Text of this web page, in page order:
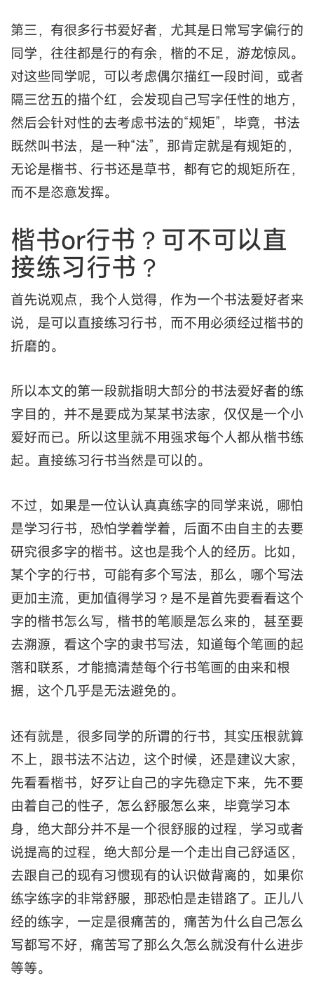
第三，有很多行书爱好者，尤其是日常写字偏行的
同学，往往都是行的有余，楷的不足，游龙惊凤。
对这些同学呢，可以考虑偶尔描红一段时间，或者
隔三岔五的描个红，会发现自己写字任性的地方，
然后会针对性的去考虑书法的“规矩”，毕竟，书法
既然叫书法，是一种“法”，那肯定就是有规矩的，
无论是楷书、行书还是草书，都有它的规矩所在，
而不是恣意发挥。
楷书or行书？可不可以直
接练习行书？
首先说观点，我个人觉得，作为一个书法爱好者来
说，是可以直接练习行书，而不用必须经过楷书的
折磨的。
所以本文的第一段就指明大部分的书法爱好者的练
字目的，并不是要成为某某书法家，仅仅是一个小
爱好而已。所以这里就不用强求每个人都从楷书练
起。直接练习行书当然是可以的。
不过，如果是一位认认真真练字的同学来说，哪怕
是学习行书，恐怕学着学着，后面不由自主的去要
研究很多字的楷书。这也是我个人的经历。比如，
某个字的行书，可能有多个写法，那么，哪个写法
更加主流，更加值得学习？是不是首先要看看这个
字的楷书怎么写，楷书的笔顺是怎么来的，甚至要
去溯源，看这个字的隶书写法，知道每个笔画的起
落和联系，才能搞清楚每个行书笔画的由来和根
据，这个几乎是无法避免的。
还有就是，很多同学的所谓的行书，其实压根就算
不上，跟书法不沾边，这个时候，还是建议大家，
先看看楷书，好歹让自己的字先稳定下来，先不要
由着自己的性子，怎么舒服怎么来，毕竟学习本
身，绝大部分并不是一个很舒服的过程，学习或者
说提高的过程，绝大部分是一个走出自己舒适区，
去跟自己的现有习惯现有的认识做背离的，如果你
练字练字的非常舒服，那恐怕是走错路了。正儿八
经的练字，一定是很痛苦的，痛苦为什么自己怎么
写都写不好，痛苦写了那么久怎么就没有什么进步
等等。